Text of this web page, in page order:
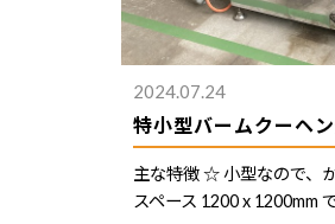
2024.07.24
特小型バームクーヘ
主な特徴 ☆ 小型なので、
スペース 1200 x 1200mm